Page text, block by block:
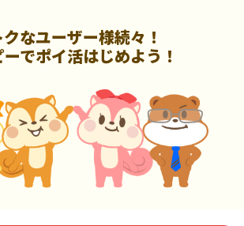
なユーザー様続々！
でポイ活はじめよう！